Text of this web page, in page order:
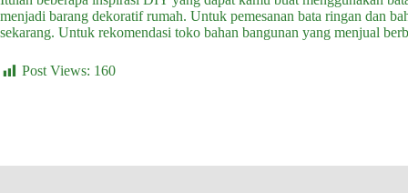
menjadi barang dekoratif rumah. Untuk pemesanan bata ringan dan
sekarang. Untuk rekomendasi toko bahan bangunan yang menjual
Post Views: 160